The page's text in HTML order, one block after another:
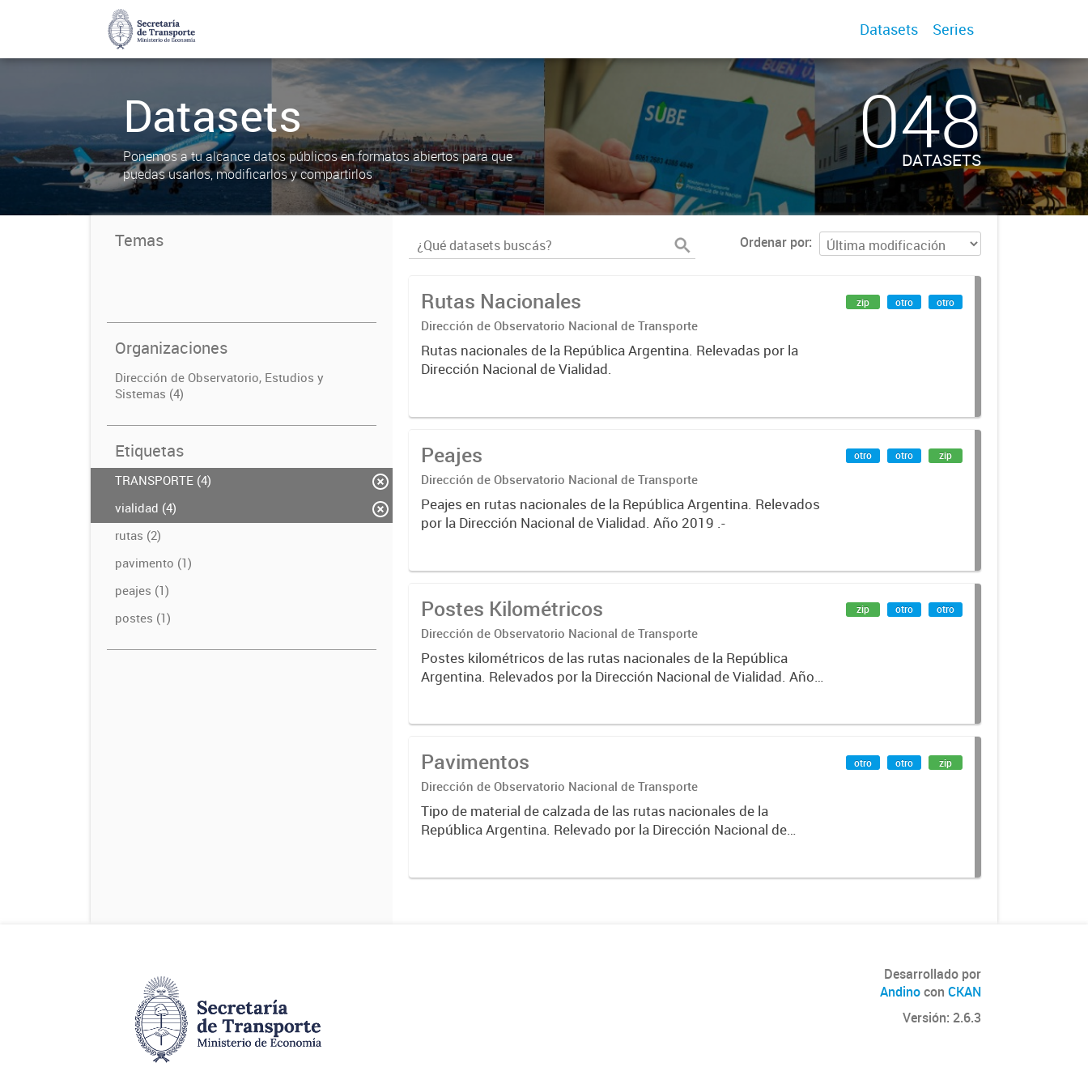
Datasets Series
Datasets
Ponemos a tu alcance datos públicos en formatos abiertos para que
puedas usarlos, modificarlos y compartirlos
048
DATASETS
Temas
Organizaciones
Dirección de Observatorio, Estudios y
Sistemas (4)
Etiquetas
TRANSPORTE (4)
vialidad (4)
rutas (2)
pavimento (1)
peajes (1)
postes (1)
Ordenar por
Rutas Nacionales
Dirección de Observatorio Nacional de Transporte
Rutas nacionales de la República Argentina. Relevadas por la
Dirección Nacional de Vialidad.
zip otro otro
Peajes
Dirección de Observatorio Nacional de Transporte
Peajes en rutas nacionales de la República Argentina. Relevados
por la Dirección Nacional de Vialidad. Año 2019 .-
otro otro zip
Postes Kilométricos
Dirección de Observatorio Nacional de Transporte
Postes kilométricos de las rutas nacionales de la República
Argentina. Relevados por la Dirección Nacional de Vialidad. Año
zip otro otro
Pavimentos
Dirección de Observatorio Nacional de Transporte
Tipo de material de calzada de las rutas nacionales de la
República Argentina. Relevado por la Dirección Nacional de
otro otro zip
Desarrollado por
Andinocon CKAN
Versión: 2.6.3